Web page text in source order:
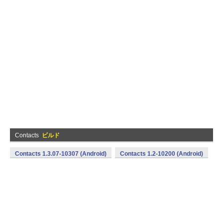
Contacts ビルド
Contacts 1.3.07-10307 (Android) Contacts 1.2-10200 (Android)